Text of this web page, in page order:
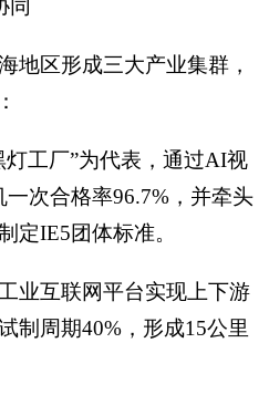
同
地区形成三大产业集群，
工厂”为代表，通过AI视
次合格率96.7%，并牵头
定IE5团体标准。
业互联网平台实现上下游
制周期40%，形成15公里